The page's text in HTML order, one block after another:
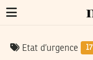
Etat d’urgence 17